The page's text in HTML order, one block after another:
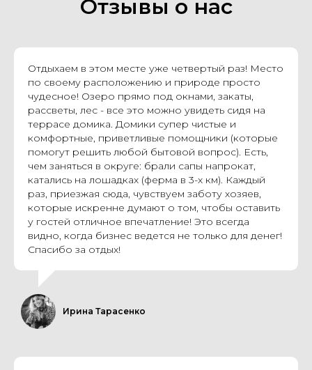
Отзывы о нас
Отдыхаем в этом месте уже четвертый раз! Место
по своему расположению и природе просто
чудесное! Озеро прямо под окнами, закаты,
рассветы, лес - все это можно увидеть сидя на
террасе домика. Домики супер чистые и
комфортные, приветливые помощники (которые
помогут решить любой бытовой вопрос). Есть,
чем заняться в округе: брали сапы напрокат,
катались на лошадках (ферма в 3-х км). Каждый
раз, приезжая сюда, чувствуем заботу хозяев,
которые искренне думают о том, чтобы оставить
у гостей отличное впечатление! Это всегда
видно, когда бизнес ведется не только для денег!
Спасибо за отдых!
Ирина Тарасенко